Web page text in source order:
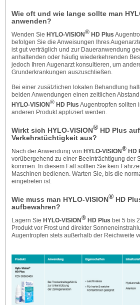
Wie oft und wie lange sollte man
anwenden?
Wenden Sie HYLO-VISION®HD Plus
befolgen Sie die Anweisungen Ihres
ist gut verträglich und zur Daueranwendung
anhaltenden oder häufig wiederkehrenden
jedoch Ihren Augenarzt konsultieren, um
Grunderkrankungen auszuschließen.
Bei einer zusätzlichen lokalen Behandlung
beiden Anwendungen einen zeitlichen
HYLO-VISION®HD Plus Augentropfen sollten
anderen Produkt appliziert werden.
Wirkt sich HYLO-VISION®HD Plus
Verkehrstüchtigkeit aus?
Nach der Anwendung von HYLO-VISION®HD
vorübergehend zu einer Beeinträchtigung der
kommen. In diesem Fall sollten Sie kein
Maschinen bedienen. Warten Sie, bis die
eingetreten ist.
Wie muss man HYLO-VISION®HD
aufbewahren?
Lagern Sie HYLO-VISION®HD Plus bei 5 bis
Produkt vor Frost und direkter
Augentropfen stets außerhalb der Reichweite